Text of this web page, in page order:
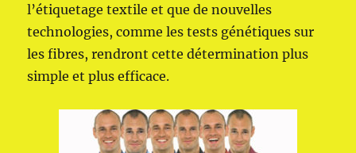
l’étiquetage textile et que de nouvelles
technologies, comme les tests génétiques sur
les fibres, rendront cette détermination plus
simple et plus efficace.